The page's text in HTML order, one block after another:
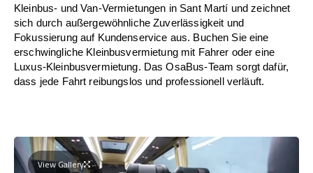
Kleinbus- und Van-Vermietungen in Sant Martí und zeichnet
sich durch außergewöhnliche Zuverlässigkeit und
Fokussierung auf Kundenservice aus. Buchen Sie eine
erschwingliche Kleinbusvermietung mit Fahrer oder eine
Luxus-Kleinbusvermietung. Das OsaBus-Team sorgt dafür,
dass jede Fahrt reibungslos und professionell verläuft.
View Gallery